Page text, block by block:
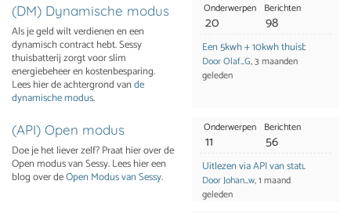
(DM) Dynamische modus
Als je geld wilt verdienen en een
dynamisch contract hebt. Sessy
thuisbatterij zorgt voor slim
energiebeheer en kostenbesparing.
Lees hier de achtergrond vande
dynamische modus.
Onderwerpen
20
Berichten
98
Een 5kwh + 10kwh thuisbatterij
Door Olaf_G, 3 maanden
geleden
(API) Open modus
Doe je het liever zelf? Praat hier over de
Open modus van Sessy. Lees hier een
blog over deOpen Modus van Sessy.
Onderwerpen
11
Berichten
56
Uitlezen via API van status
Door Johan_w, 1 maand
geleden